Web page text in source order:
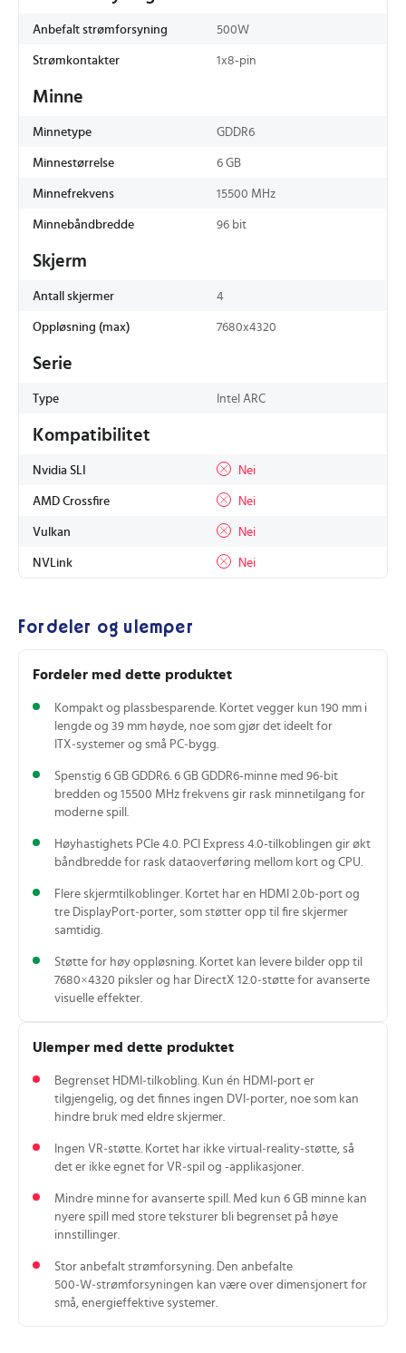
Anbefalt strømforsyning 500W
Strømkontakter 1x8-pin
Minne
Minnetype GDDR6
Minnestørrelse 6 GB
Minnefrekvens 15500 MHz
Minnebåndbredde 96 bit
Skjerm
Antall skjermer 4
Oppløsning (max) 7680x4320
Serie
Type Intel ARC
Kompatibilitet
Nvidia SLI Nei
AMD Crossfire Nei
Vulkan Nei
NVLink Nei
Fordeler og ulemper
Fordeler med dette produktet
Kompakt og plassbesparende. Kortet vegger kun 190 mm i
lengde og 39 mm høyde, noe som gjør det ideelt for
ITX‑systemer og små PC‑bygg.
Spenstig 6 GB GDDR6. 6 GB GDDR6-minne med 96‑bit
bredden og 15500 MHz frekvens gir rask minnetilgang for
moderne spill.
Høyhastighets PCIe 4.0. PCI Express 4.0-tilkoblingen gir økt
båndbredde for rask dataoverføring mellom kort og CPU.
Flere skjermtilkoblinger. Kortet har en HDMI 2.0b‑port og
tre DisplayPort‑porter, som støtter opp til fire skjermer
samtidig.
Støtte for høy oppløsning. Kortet kan levere bilder opp til
7680×4320 piksler og har DirectX 12.0‑støtte for avanserte
visuelle effekter.
Ulemper med dette produktet
Begrenset HDMI‑tilkobling. Kun én HDMI‑port er
tilgjengelig, og det finnes ingen DVI‑porter, noe som kan
hindre bruk med eldre skjermer.
Ingen VR‑støtte. Kortet har ikke virtual‑reality‑støtte, så
det er ikke egnet for VR‑spil og -applikasjoner.
Mindre minne for avanserte spill. Med kun 6 GB minne kan
nyere spill med store teksturer bli begrenset på høye
innstillinger.
Stor anbefalt strømforsyning. Den anbefalte
500‑W‑strømforsyningen kan være over dimensjonert for
små, energieffektive systemer.